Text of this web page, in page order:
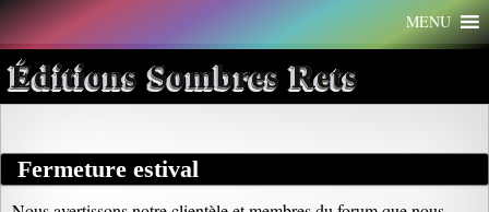
Aller
au
contenu
MENU
Éditions Sombres Rets
Fermeture estival